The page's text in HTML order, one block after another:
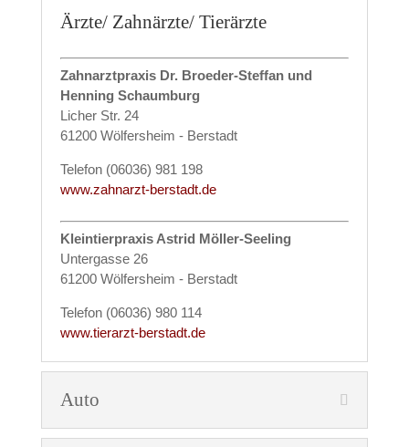
Ärzte/ Zahnärzte/ Tierärzte
Zahnarztpraxis Dr. Broeder-Steffan und
Henning Schaumburg
Licher Str. 24
61200 Wölfersheim - Berstadt
Telefon (06036) 981 198
www.zahnarzt-berstadt.de
Kleintierpraxis Astrid Möller-Seeling
Untergasse 26
61200 Wölfersheim - Berstadt
Telefon (06036) 980 114
www.tierarzt-berstadt.de
Auto